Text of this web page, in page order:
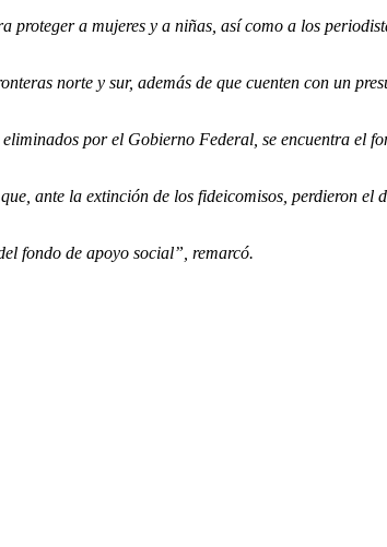
a mujeres y a niñas, así como a los
norte y sur, además de que cuenten con un
por el Gobierno Federal, se encuentra el
ante la extinción de los fideicomisos, perdieron el
fondo de apoyo social”, remarcó.